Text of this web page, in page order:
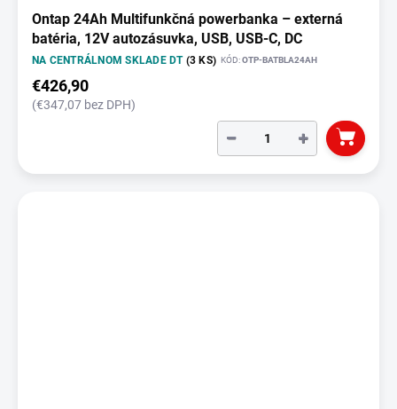
Ontap 24Ah Multifunkčná powerbanka – externá
batéria, 12V autozásuvka, USB, USB-C, DC
NA CENTRÁLNOM SKLADE DT (3 KS) KÓD:OTP-BATBLA24AH
€426,90
(€347,07 bez DPH)
+
−